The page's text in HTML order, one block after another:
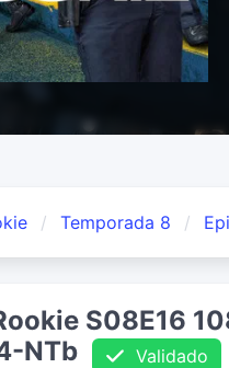
Temporada 8
S08E16
NTb
Validado